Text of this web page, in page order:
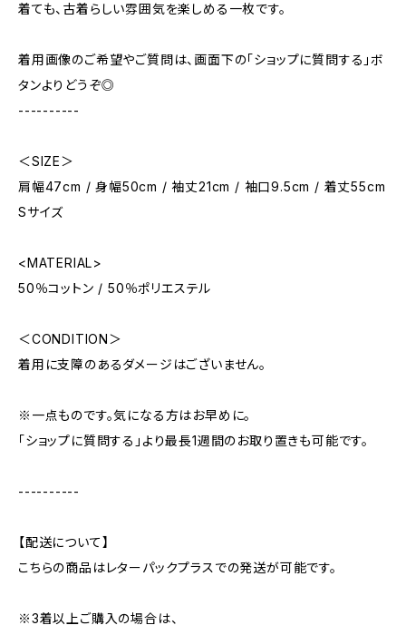
着ても、古着らしい雰囲気を楽しめる一枚です。
着用画像のご希望やご質問は、画面下の「ショップに質問する」ボ
タンよりどうぞ◎
----------
＜SIZE＞
肩幅47cm / 身幅50cm / 袖丈21cm / 袖口9.5cm / 着丈55cm
Sサイズ
<MATERIAL>
50％コットン / 50％ポリエステル
＜CONDITION＞
着用に支障のあるダメージはございません。
※一点ものです。気になる方はお早めに。
「ショップに質問する」より最長1週間のお取り置きも可能です。
----------
【配送について】
こちらの商品はレターパックプラスでの発送が可能です。
※3着以上ご購入の場合は、